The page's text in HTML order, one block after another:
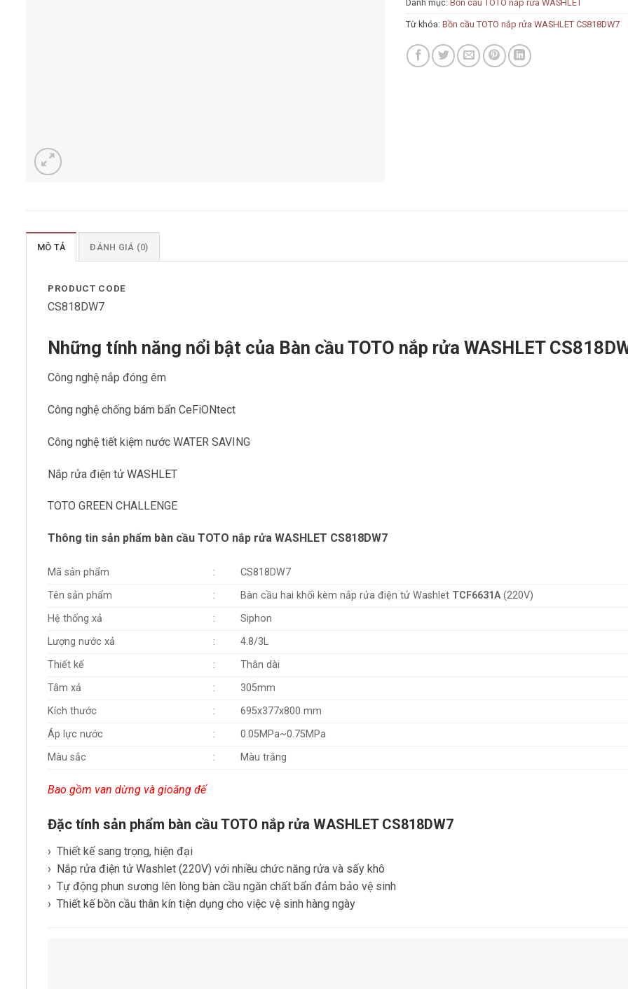
Danh mục: Bồn cầu TOTO nắp rửa WASHLET
Từ khóa: Bồn cầu TOTO nắp rửa WASHLET CS818DW7
MÔ TẢ ĐÁNH GIÁ (0)
PRODUCT CODE
CS818DW7
Những tính năng nổi bật của Bàn cầu TOTO nắp rửa WASHLET
Công nghệ nắp đóng êm
Công nghệ chống bám bẩn CeFiONtect
Công nghệ tiết kiệm nước WATER SAVING
Nắp rửa điện tử WASHLET
TOTO GREEN CHALLENGE
Thông tin sản phẩm bàn cầu TOTO nắp rửa WASHLET CS818DW7
Mã sản phẩm :
CS818DW7
Tên sản phẩm
: Bàn cầu hai khối kèm nắp rửa điện tử Washlet TCF6631A(220V)
Hệ thống xả
:
Siphon
Lượng nước xả
:
4.8/3L
Thiết kế
:
Thân dài
Tâm xả
:
305mm
Kích thước
:
695x377x800 mm
Áp lực nước
:
0.05MPa~0.75MPa
Màu sắc
: Màu trắng
Bao gồm van dừng và gioăng đế
Đặc tính sản phẩm bàn cầu TOTO nắp rửa WASHLET CS818DW7
​› Thiết kế sang trọng, hiện đại
​› Nắp rửa điện tử Washlet (220V) với nhiều chức năng rửa và sấy khô
​› Tự động phun sương lên lòng bàn cầu ngăn chất bẩn đảm bảo vệ sinh
​› Thiết kế bồn cầu thân kín tiện dụng cho việc vệ sinh hàng ngày